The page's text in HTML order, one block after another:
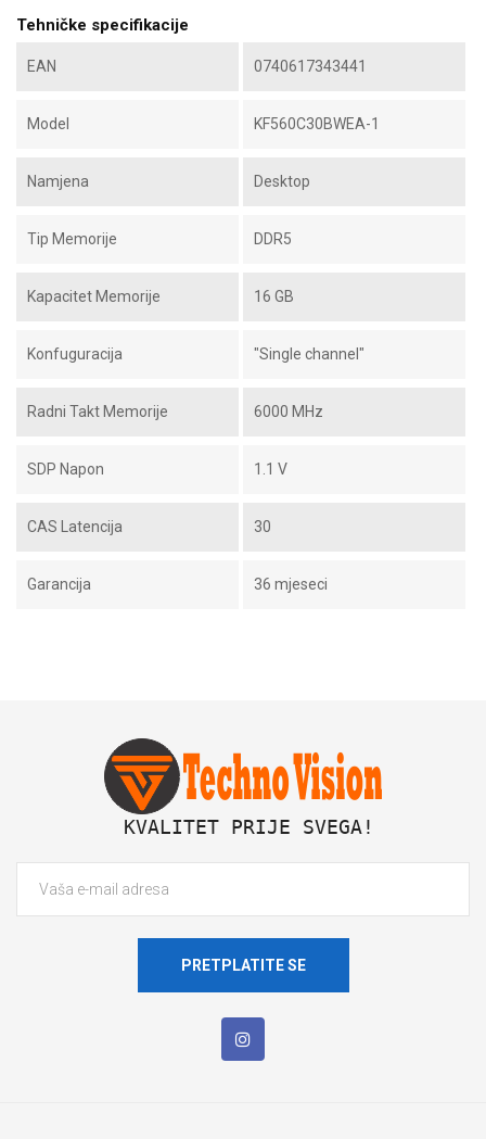
Tehničke specifikacije
EAN 0740617343441
Model KF560C30BWEA-1
Namjena Desktop
Tip Memorije DDR5
Kapacitet Memorije 16 GB
Konfuguracija "Single channel"
Radni Takt Memorije 6000 MHz
SDP Napon 1.1 V
CAS Latencija 30
Garancija 36 mjeseci
KVALITET PRIJE SVEGA!
PRETPLATITE SE